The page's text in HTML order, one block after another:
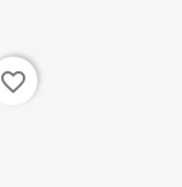
favorite_border